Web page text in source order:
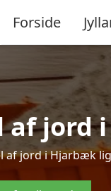
Forside
af jord
jord i Hjarbæk